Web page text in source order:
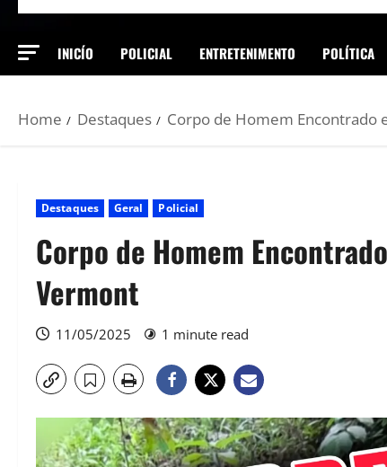
INICÍO POLICIAL ENTRETENIMENTO POLÍTICA
Home Destaques Corpo de Homem Encontrado
Destaques Geral Policial
Corpo de Homem
Vermont
11/05/2025 1 minute read